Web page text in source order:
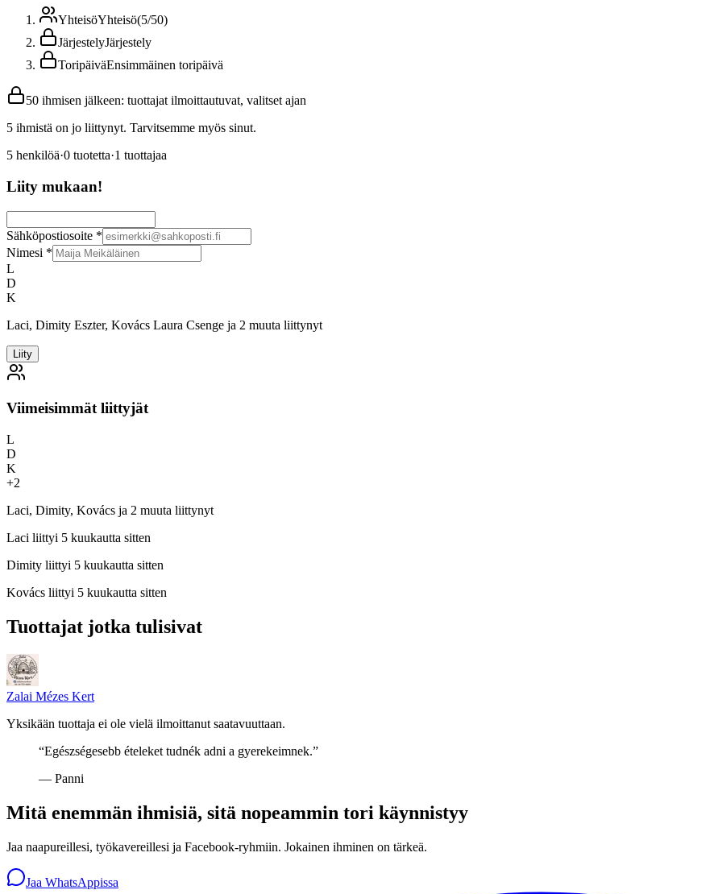
YhteisöYhteisö(5/50)
JärjestelyJärjestely
ToripäiväEnsimmäinen toripäivä
50 ihmisen jälkeen: tuottajat ilmoittautuvat, valitset ajan
5 ihmistä on jo liittynyt. Tarvitsemme myös sinut.
5 henkilöä·0 tuotetta·1 tuottajaa
Liity mukaan!
Sähköpostiosoite *
Nimesi *
L
D
K
Laci, Dimity Eszter, Kovács Laura Csenge ja 2 muuta liittynyt
Liity
Viimeisimmät liittyjät
L
D
K
+2
Laci, Dimity, Kovács ja 2 muuta liittynyt
Laci liittyi 5 kuukautta sitten
Dimity liittyi 5 kuukautta sitten
Kovács liittyi 5 kuukautta sitten
Tuottajat jotka tulisivat
Zalai Mézes Kert
Yksikään tuottaja ei ole vielä ilmoittanut saatavuuttaan.
“Egészségesebb ételeket tudnék adni a gyerekeimnek.”
— Panni
Mitä enemmän ihmisiä, sitä nopeammin tori käynnistyy
Jaa naapureillesi, työkavereillesi ja Facebook-ryhmiin. Jokainen ihminen on tärkeä.
Jaa WhatsAppissa